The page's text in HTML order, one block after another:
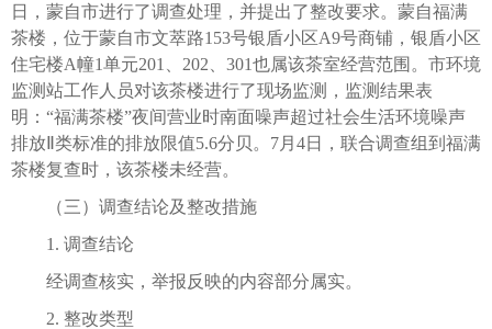
日，蒙自市进行了调查处理，并提出了整改要求。蒙自福满
茶楼，位于蒙自市文萃路153号银盾小区A9号商铺，银盾小区
住宅楼A幢1单元201、202、301也属该茶室经营范围。市环境
监测站工作人员对该茶楼进行了现场监测，监测结果表
明：“福满茶楼”夜间营业时南面噪声超过社会生活环境噪声
排放Ⅱ类标准的排放限值5.6分贝。7月4日，联合调查组到福满
茶楼复查时，该茶楼未经营。
（三）调查结论及整改措施
1. 调查结论
经调查核实，举报反映的内容部分属实。
2. 整改类型